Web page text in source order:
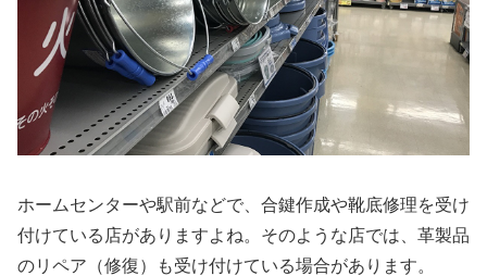
ホームセンターや駅前などで、合鍵作成や靴底修理を受け
付けている店がありますよね。そのような店では、革製品
のリペア（修復）も受け付けている場合があります。